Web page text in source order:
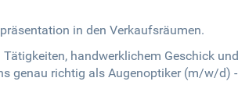
in den Verkaufsräumen.
handwerklichem Geschick und
genau richtig als Augenoptiker (m/w/d) -